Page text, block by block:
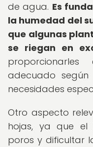
de agua. Es
la humedad del
que algunas
se riegan en
adecuado
necesidades
Otro aspecto
hojas, ya que el
poros y dificultar